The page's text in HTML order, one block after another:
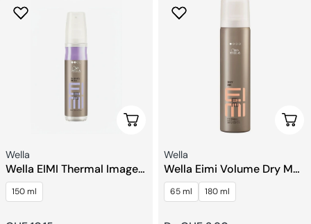
Aggiungi Al Carrello
Venditore:
Wella
Wella EIMI Thermal Image
Spray Di Protezione
Termica.
150 ml
Venditore:
Wella
Wella Eimi Volume Dry Me
Shampoo Secco
65 ml 180 ml